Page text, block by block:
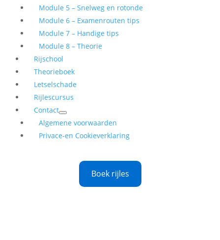
Module 5 – Snelweg en rotonde
Module 6 – Examenrouten tips
Module 7 – Handige tips
Module 8 – Theorie
Rijschool
Theorieboek
Letselschade
Rijlescursus
Contact
Algemene voorwaarden
Privace-en Cookieverklaring
Boek rijles